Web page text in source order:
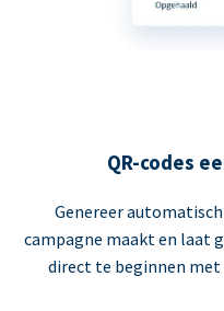
QR-codes
Genereer automatisch
campagne maakt en laat
direct te beginnen met